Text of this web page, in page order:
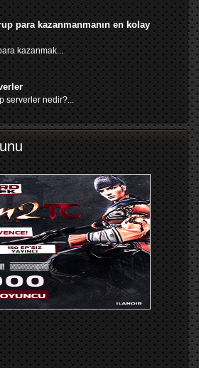
para kazanmanmanın en kolay
kazanmak...
serverler nedir?...